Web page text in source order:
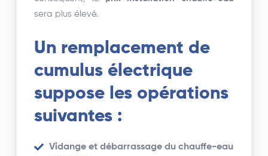
sera plus élevé.
Un remplacement de
cumulus électrique
suppose les opérations
suivantes :
Vidange et débarrassage du chauffe-eau